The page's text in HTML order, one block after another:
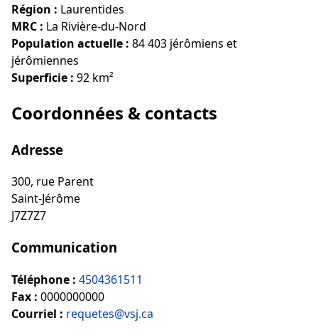
Région : Laurentides
MRC : La Rivière-du-Nord
Population actuelle : 84 403 jérômiens et
jérômiennes
Superficie : 92 km²
Coordonnées & contacts
Adresse
300, rue Parent
Saint-Jérôme
J7Z7Z7
Communication
Téléphone : 4504361511
Fax : 0000000000
Courriel : requetes@vsj.ca